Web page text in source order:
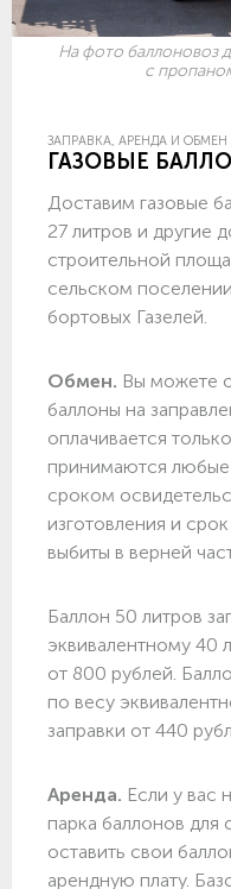
На фото баллоновоз
с
ЗАПРАВКА, АРЕНДА И ОБМЕН
ГАЗОВЫЕ
Доставим газовые
27 литров и другие
строительной
сельском
бортовых Газелей.
Обмен. Вы можете
баллоны на
оплачивается
принимаются любые
сроком
изготовления и
выбиты в верней
Баллон 50 литров
эквивалентному 40
от 800 рублей.
по весу
заправки от 440
Аренда. Если у вас
парка баллонов
оставить свои
арендную плату.